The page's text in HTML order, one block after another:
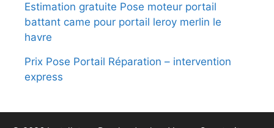
Estimation gratuite Pose moteur portail
battant came pour portail leroy merlin le
havre
Prix Pose Portail Réparation – intervention
express